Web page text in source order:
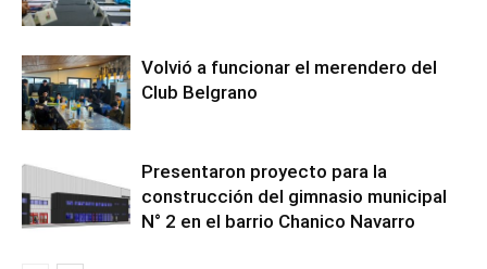
Volvió a funcionar el merendero del
Club Belgrano
Presentaron proyecto para la
construcción del gimnasio municipal
N° 2 en el barrio Chanico Navarro